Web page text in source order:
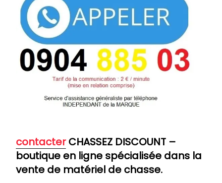
contacterCHASSEZ DISCOUNT –
boutique en ligne spécialisée dans la
vente de matériel de chasse.